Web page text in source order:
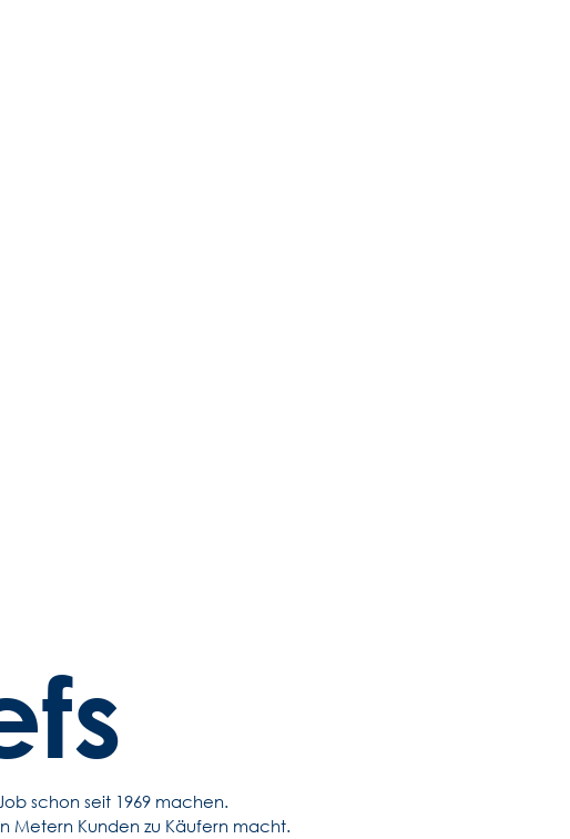
schon seit 1969 machen.
Metern Kunden zu Käufern macht.